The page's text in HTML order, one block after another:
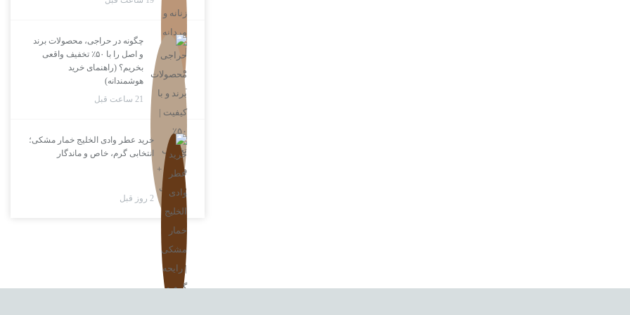
چگونه در حراجی، محصولات برند
و اصل را با ۵۰٪ تخفیف واقعی
بخریم؟ (راهنمای خرید
هوشمندانه)
21 ساعت قبل
خرید عطر وادی الخلیج خمار مشکی؛
انتخابی گرم، خاص و ماندگار
2 روز قبل